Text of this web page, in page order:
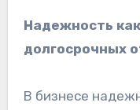
Надежность
долгосрочных
В бизнесе